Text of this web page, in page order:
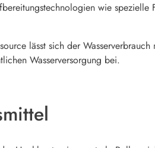
wie spezielle
lässt sich der
Wasserversorgung bei.